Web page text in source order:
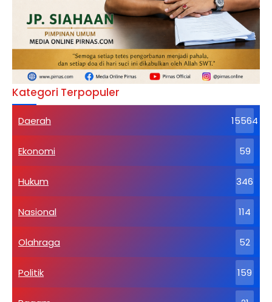
Kategori Terpopuler
Daerah 15564
Ekonomi 59
Hukum 346
Nasional 114
Olahraga 52
Politik 159